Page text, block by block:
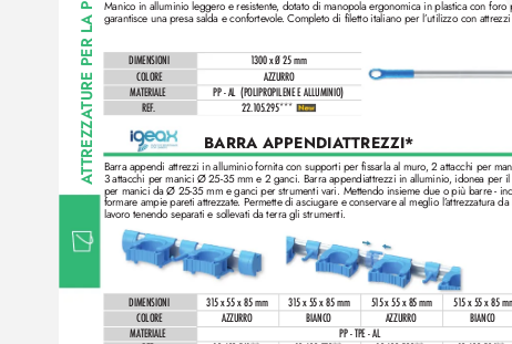
DIMENSIONI 315 x 55 x 85 mm 315 x 55 x 85 mm 515 x 55 x 85 mm 515 x 55 x 85
COLORE
AZZURRO BIANCO AZZURRO
BIANCO
MATERIALE
PP - TPE - AL
Manico in alluminio leggero e resistente, dotato di manopola ergonomica in plastica con foro
garantisce una presa salda e confortevole. Completo di filetto italiano per l’utilizzo con attrezzi
BARRA APPENDIATTREZZI*
Barra appendi attrezzi in alluminio fornita con supporti per fissarla al muro, 2 attacchi per
3 attacchi per manici Ø 25-35 mm e 2 ganci. Barra appendiattrezzi in alluminio, idonea per il
per manici da Ø 25-35 mm e ganci per strumenti vari. Mettendo insieme due o più barre -
formare ampie pareti attrezzate. Permette di asciugare e conservare al meglio l’attrezzatura da
lavoro tenendo separati e sollevati da terra gli strumenti.
DIMENSIONI 1300 x Ø 25 mm
COLORE AZZURRO
MATERIALE
PP - AL  (POLIPROPILENE E ALLUMINIO)
REF. 22. 105.295***
A
T
TREZZA
TURE PER L